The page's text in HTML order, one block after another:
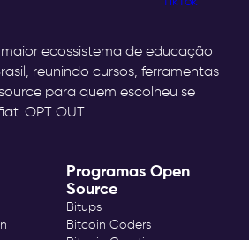
ecossistema de educação
reunindo cursos, ferramentas
para quem escolheu se
OPT OUT.
Programas Open
Source
Bitups
Bitcoin Coders